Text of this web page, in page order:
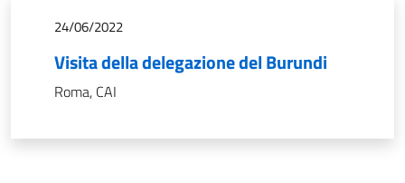
24/06/2022
Visita della delegazione del Burundi
Roma, CAI